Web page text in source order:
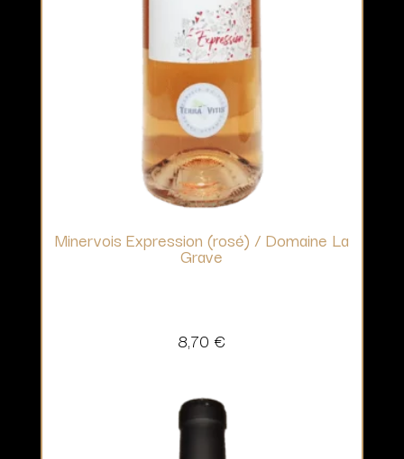
Minervois Expression (rosé) / Domaine La
Grave
8,70 €